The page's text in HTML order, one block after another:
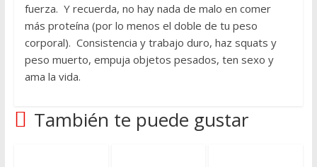
fuerza. Y recuerda, no hay nada de malo en comer
más proteína (por lo menos el doble de tu peso
corporal). Consistencia y trabajo duro, haz squats y
peso muerto, empuja objetos pesados, ten sexo y
ama la vida.
También te puede gustar